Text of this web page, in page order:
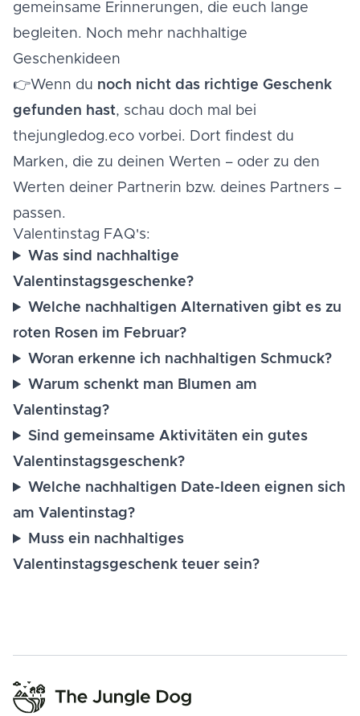
gemeinsame Erinnerungen, die euch lange
begleiten. Noch mehr nachhaltige
Geschenkideen
👉Wenn du noch nicht das richtige Geschenk
gefunden hast, schau doch mal bei
thejungledog.eco vorbei. Dort findest du
Marken, die zu deinen Werten – oder zu den
Werten deiner Partnerin bzw. deines Partners –
passen.
Valentinstag FAQ's:
Was sind nachhaltige
Valentinstagsgeschenke?
Welche nachhaltigen Alternativen gibt es zu
roten Rosen im Februar?
Woran erkenne ich nachhaltigen Schmuck?
Warum schenkt man Blumen am
Valentinstag?
Sind gemeinsame Aktivitäten ein gutes
Valentinstagsgeschenk?
Welche nachhaltigen Date-Ideen eignen sich
am Valentinstag?
Muss ein nachhaltiges
Valentinstagsgeschenk teuer sein?